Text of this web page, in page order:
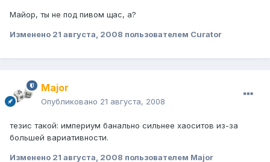
Майор, ты не под пивом щас, а?
Изменено 21 августа, 2008 пользователем Curator
Major
Опубликовано 21 августа, 2008
тезис такой: империум банально сильнее хаоситов из-за
большей вариативности.
Изменено 21 августа, 2008 пользователем Major